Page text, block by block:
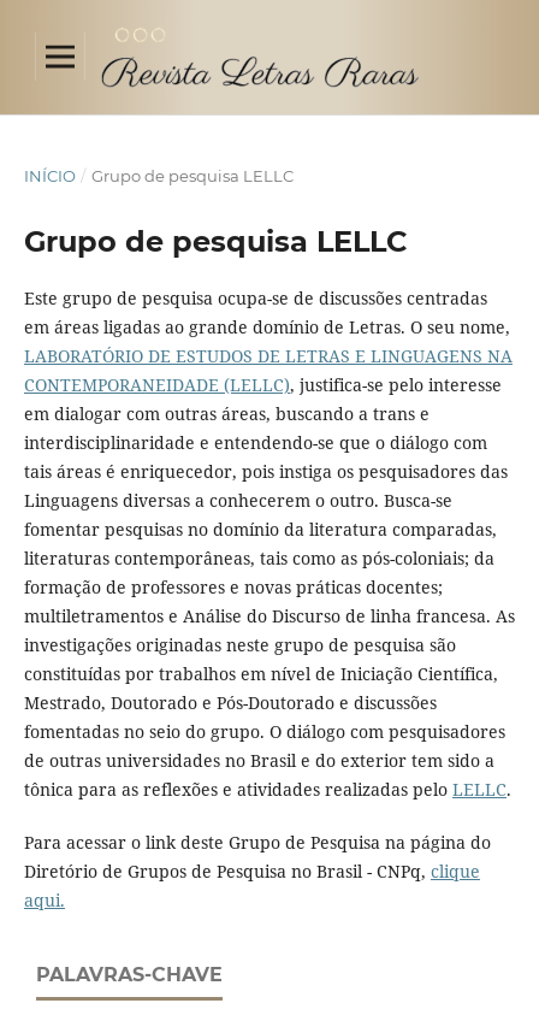
INÍCIO / Grupo de pesquisa LELLC
Grupo de pesquisa LELLC
Este grupo de pesquisa ocupa-se de discussões centradas
em áreas ligadas ao grande domínio de Letras. O seu nome,
LABORATÓRIO DE ESTUDOS DE LETRAS E LINGUAGENS NA
CONTEMPORANEIDADE (LELLC), justifica-se pelo interesse
em dialogar com outras áreas, buscando a trans e
interdisciplinaridade e entendendo-se que o diálogo com
tais áreas é enriquecedor, pois instiga os pesquisadores das
Linguagens diversas a conhecerem o outro. Busca-se
fomentar pesquisas no domínio da literatura comparadas,
literaturas contemporâneas, tais como as pós-coloniais; da
formação de professores e novas práticas docentes;
multiletramentos e Análise do Discurso de linha francesa. As
investigações originadas neste grupo de pesquisa são
constituídas por trabalhos em nível de Iniciação Científica,
Mestrado, Doutorado e Pós-Doutorado e discussões
fomentadas no seio do grupo. O diálogo com pesquisadores
de outras universidades no Brasil e do exterior tem sido a
tônica para as reflexões e atividades realizadas pelo LELLC.
Para acessar o link deste Grupo de Pesquisa na página do
Diretório de Grupos de Pesquisa no Brasil - CNPq, clique
aqui.
PALAVRAS-CHAVE